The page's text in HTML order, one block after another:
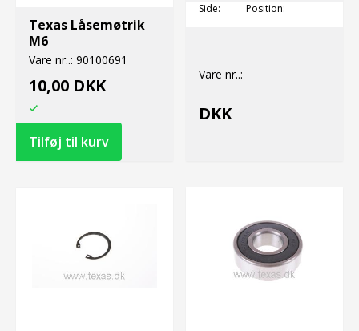
Texas Låsemøtrik
M6
Vare nr..: 90100691
10,00 DKK
Side: Position:
Vare nr..:
DKK